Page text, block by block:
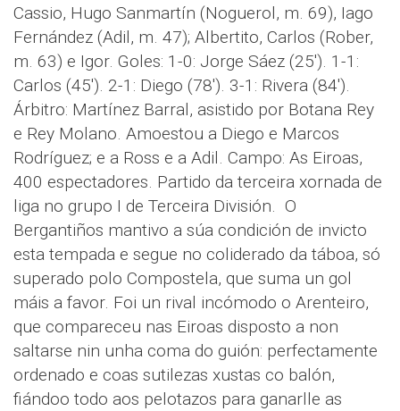
Cassio, Hugo Sanmartín (Noguerol, m. 69), Iago
Fernández (Adil, m. 47); Albertito, Carlos (Rober,
m. 63) e Igor. Goles: 1-0: Jorge Sáez (25'). 1-1:
Carlos (45'). 2-1: Diego (78'). 3-1: Rivera (84').
Árbitro: Martínez Barral, asistido por Botana Rey
e Rey Molano. Amoestou a Diego e Marcos
Rodríguez; e a Ross e a Adil. Campo: As Eiroas,
400 espectadores. Partido da terceira xornada de
liga no grupo I de Terceira División. O
Bergantiños mantivo a súa condición de invicto
esta tempada e segue no coliderado da táboa, só
superado polo Compostela, que suma un gol
máis a favor. Foi un rival incómodo o Arenteiro,
que compareceu nas Eiroas disposto a non
saltarse nin unha coma do guión: perfectamente
ordenado e coas sutilezas xustas co balón,
fiándoo todo aos pelotazos para ganarlle as